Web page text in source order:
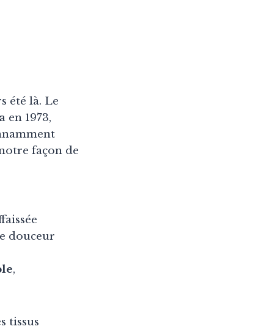
été là. Le
en 1973,
façon de
douceur
,
tissus